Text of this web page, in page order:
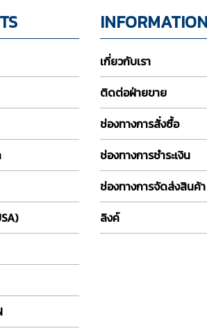
INFORMATION
เกี่ยวกับเรา
ติดต่อฝ่ายขาย
ช่องทางการสั่งซื้อ
ช่องทางการชำระเงิน
ช่องทางการจัดส่งสินค้า
ลิงค์